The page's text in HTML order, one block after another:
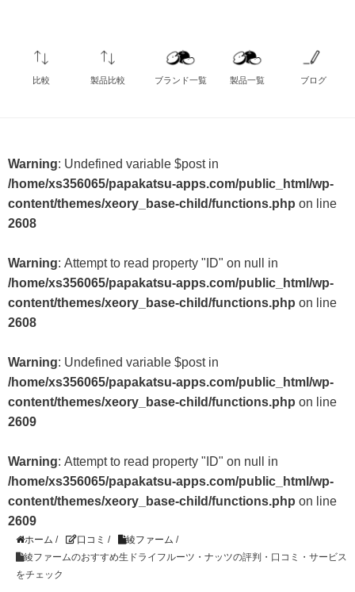
比較 製品比較 ブランド一覧 製品一覧 ブログ
Warning: Undefined variable $post in
/home/xs356065/papakatsu-apps.com/public_html/wp-
content/themes/xeory_base-child/functions.php on line
2608
Warning: Attempt to read property "ID" on null in
/home/xs356065/papakatsu-apps.com/public_html/wp-
content/themes/xeory_base-child/functions.php on line
2608
Warning: Undefined variable $post in
/home/xs356065/papakatsu-apps.com/public_html/wp-
content/themes/xeory_base-child/functions.php on line
2609
Warning: Attempt to read property "ID" on null in
/home/xs356065/papakatsu-apps.com/public_html/wp-
content/themes/xeory_base-child/functions.php on line
2609
ホーム / 口コミ / 綾ファーム /
綾ファームのおすすめ生ドライフルーツ・ナッツの評判・口コミ・サービス
をチェック